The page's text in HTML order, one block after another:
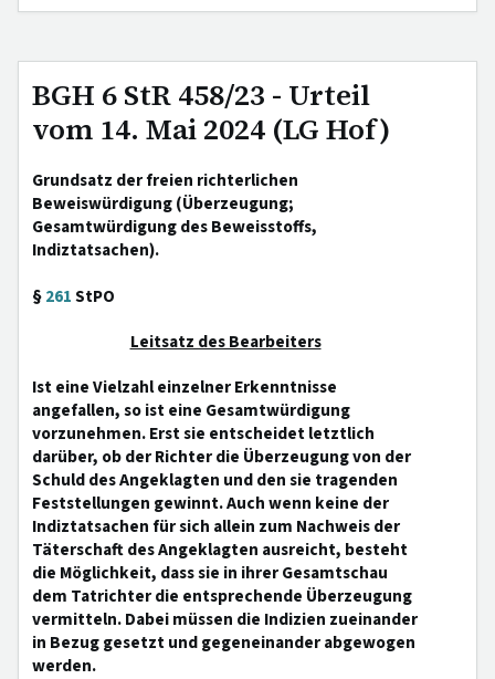
BGH 6 StR 458/23 - Urteil
vom 14. Mai 2024 (LG Hof)
Grundsatz der freien richterlichen
Beweiswürdigung (Überzeugung;
Gesamtwürdigung des Beweisstoffs,
Indiztatsachen).
§261StPO
Leitsatz des Bearbeiters
Ist eine Vielzahl einzelner Erkenntnisse
angefallen, so ist eine Gesamtwürdigung
vorzunehmen. Erst sie entscheidet letztlich
darüber, ob der Richter die Überzeugung von der
Schuld des Angeklagten und den sie tragenden
Feststellungen gewinnt. Auch wenn keine der
Indiztatsachen für sich allein zum Nachweis der
Täterschaft des Angeklagten ausreicht, besteht
die Möglichkeit, dass sie in ihrer Gesamtschau
dem Tatrichter die entsprechende Überzeugung
vermitteln. Dabei müssen die Indizien zueinander
in Bezug gesetzt und gegeneinander abgewogen
werden.